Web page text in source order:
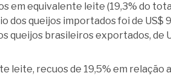
em equivalente leite (19,3% do
dos queijos importados foi de US$
queijos brasileiros exportados, de
leite, recuos de 19,5% em relação